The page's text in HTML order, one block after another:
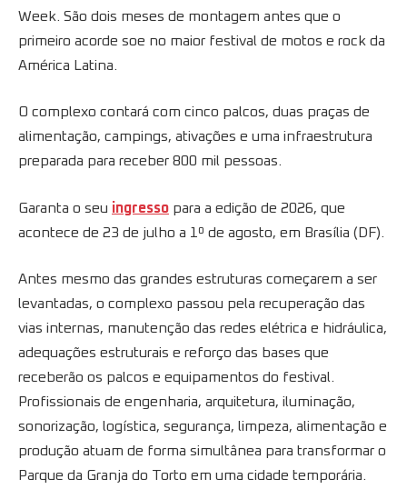
Week. São dois meses de montagem antes que o
primeiro acorde soe no maior festival de motos e rock da
América Latina.
O complexo contará com cinco palcos, duas praças de
alimentação, campings, ativações e uma infraestrutura
preparada para receber 800 mil pessoas.
Garanta o seu ingresso para a edição de 2026, que
acontece de 23 de julho a 1º de agosto, em Brasília (DF).
Antes mesmo das grandes estruturas começarem a ser
levantadas, o complexo passou pela recuperação das
vias internas, manutenção das redes elétrica e hidráulica,
adequações estruturais e reforço das bases que
receberão os palcos e equipamentos do festival.
Profissionais de engenharia, arquitetura, iluminação,
sonorização, logística, segurança, limpeza, alimentação e
produção atuam de forma simultânea para transformar o
Parque da Granja do Torto em uma cidade temporária.